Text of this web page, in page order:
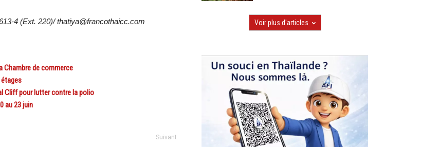
4 (Ext. 220)/ thatiya@francothaicc.com
Chambre de commerce
étages
Cliff pour lutter contre la polio
au 23 juin
Suivant
Voir plus d'articles